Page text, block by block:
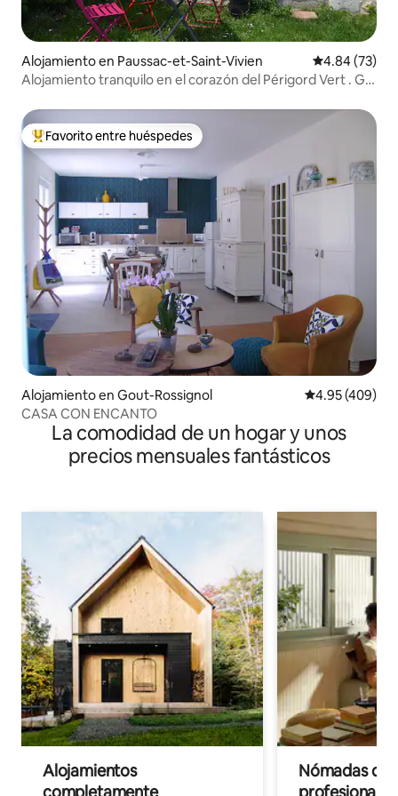
Alojamiento en Paussac-et-Saint-Vivien Calificación
4.84 (73)
Alojamiento tranquilo en el corazón del Périgord Vert . GR
Favorito entre huéspedes preferido
Favorito entre huéspedes
Alojamiento en Gout-Rossignol Calificación
4.95 (409)
CASA CON ENCANTO
La comodidad de un hogar y unos
precios mensuales fantásticos
Alojamientos
completamente
Nómadas